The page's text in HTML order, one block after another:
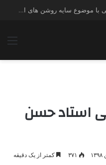
موضوع چهار انتخاب ۱۴۰۰
استاد حسن
۳۷۱ کمتر از یک دقیقه